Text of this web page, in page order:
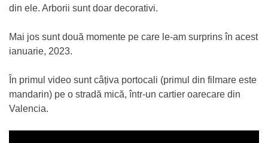
din ele. Arborii sunt doar decorativi.
Mai jos sunt două momente pe care le-am surprins în acest
ianuarie, 2023.
În primul video sunt câțiva portocali (primul din filmare este
mandarin) pe o stradă mică, într-un cartier oarecare din
Valencia.